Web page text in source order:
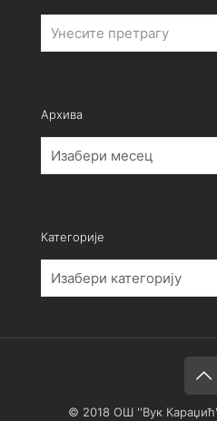
Архива
Категорије
© 2018 ОШ ''Вук